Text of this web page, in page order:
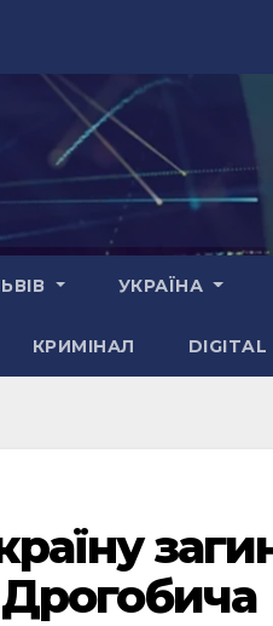
УКРАЇНА
КРИМІНАЛ DIGITAL